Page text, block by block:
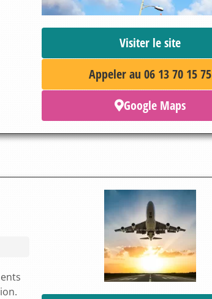
Visiter le site
Appeler au 06 13 70 15 75
Google Maps